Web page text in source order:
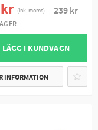
(ink. moms) 239 kr
I KUNDVAGN
INFORMATION